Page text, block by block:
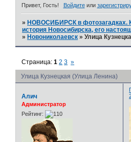
Привет, Гость! Войдитеили
» НОВОСИБИРСК в фотозагадках.
история Новосибирска, его
» Новониколаевск »Улица
Улица Кузнецкая (Улица Ленина)
Страница:1 2 3 »
Алич
Администратор
Рейтинг: